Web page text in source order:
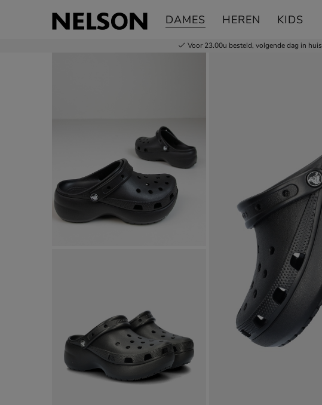
DAMES HEREN KIDS
Voor 23.00u besteld, volgende dag in huis
Crocs Classic Platform
Instapschoenen